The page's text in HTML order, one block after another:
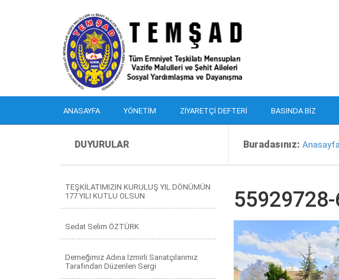
ANASAYFA YÖNETIM ZIYARETÇI DEFTERI BASINDA BIZ
DUYURULAR Buradasınız:
TEŞKİLATIMIZIN KURULUŞ YIL DÖNÜMÜN
177 YILI KUTLU OLSUN
Sedat Selim ÖZTÜRK
Derneğimiz Adına İzmirli Sanatçılarımız
Tarafından Düzenlen Sergi